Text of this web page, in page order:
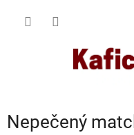
Nepečený